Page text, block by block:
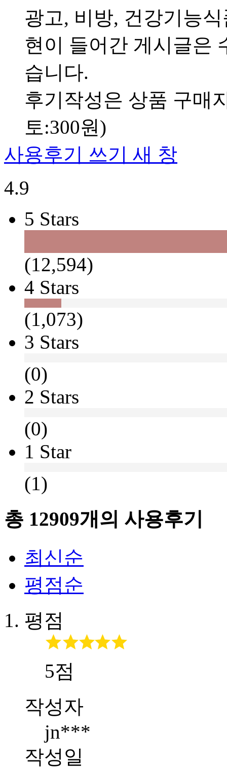
광고, 비방, 건강기능
현이 들어간 게시글은
습니다.
후기작성은 상품 구매
토:300원)
사용후기 쓰기 새 창
4.9
5 Stars
(12,594)
4 Stars
(1,073)
3 Stars
(0)
2 Stars
(0)
1 Star
(1)
총 12909개의 사용후기
최신순
평점순
평점
5점
작성자
jn***
작성일